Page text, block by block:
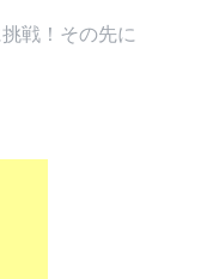
戦！その先に